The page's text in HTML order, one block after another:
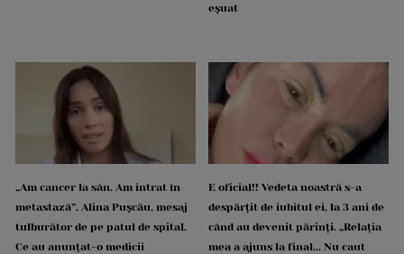
eșuat
„Am cancer la sân. Am intrat în
metastază”. Alina Pușcău, mesaj
tulburător de pe patul de spital.
Ce au anunțat-o medicii
E oficial!! Vedeta noastră s-a
despărțit de iubitul ei, la 3 ani de
când au devenit părinți. „Relația
mea a ajuns la final... Nu caut